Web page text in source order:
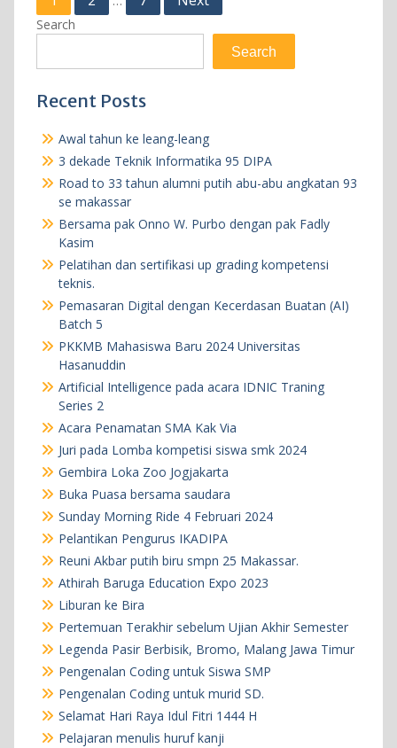
pagination
Search
Search
Recent Posts
Awal tahun ke leang-leang
3 dekade Teknik Informatika 95 DIPA
Road to 33 tahun alumni putih abu-abu angkatan 93
se makassar
Bersama pak Onno W. Purbo dengan pak Fadly
Kasim
Pelatihan dan sertifikasi up grading kompetensi
teknis.
Pemasaran Digital dengan Kecerdasan Buatan (AI)
Batch 5
PKKMB Mahasiswa Baru 2024 Universitas
Hasanuddin
Artificial Intelligence pada acara IDNIC Traning
Series 2
Acara Penamatan SMA Kak Via
Juri pada Lomba kompetisi siswa smk 2024
Gembira Loka Zoo Jogjakarta
Buka Puasa bersama saudara
Sunday Morning Ride 4 Februari 2024
Pelantikan Pengurus IKADIPA
Reuni Akbar putih biru smpn 25 Makassar.
Athirah Baruga Education Expo 2023
Liburan ke Bira
Pertemuan Terakhir sebelum Ujian Akhir Semester
Legenda Pasir Berbisik, Bromo, Malang Jawa Timur
Pengenalan Coding untuk Siswa SMP
Pengenalan Coding untuk murid SD.
Selamat Hari Raya Idul Fitri 1444 H
Pelajaran menulis huruf kanji